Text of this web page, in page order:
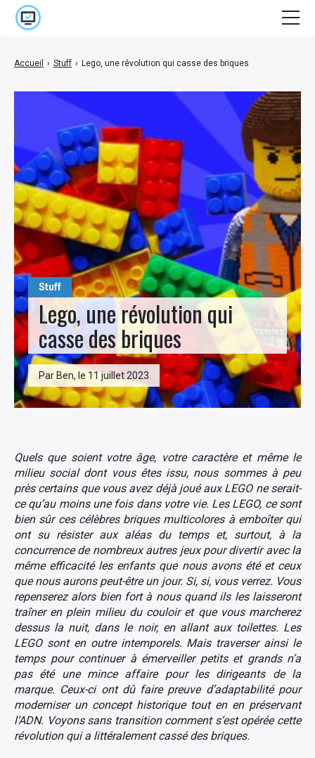
Stuff
Lego, une révolution qui
casse des briques
Par Ben, le 11 juillet 2023
Accueil › Stuff › Lego, une révolution qui casse des briques
Quels que soient votre âge, votre caractère et même le
milieu social dont vous êtes issu, nous sommes à peu
près certains que vous avez déjà joué aux LEGO ne serait-
ce qu’au moins une fois dans votre vie. Les LEGO, ce sont
bien sûr ces célèbres briques multicolores à emboîter qui
ont su résister aux aléas du temps et, surtout, à la
concurrence de nombreux autres jeux pour divertir avec la
même efficacité les enfants que nous avons été et ceux
que nous aurons peut-être un jour. Si, si, vous verrez. Vous
repenserez alors bien fort à nous quand ils les laisseront
traîner en plein milieu du couloir et que vous marcherez
dessus la nuit, dans le noir, en allant aux toilettes. Les
LEGO sont en outre intemporels. Mais traverser ainsi le
temps pour continuer à émerveiller petits et grands n’a
pas été une mince affaire pour les dirigeants de la
marque. Ceux-ci ont dû faire preuve d’adaptabilité pour
moderniser un concept historique tout en en préservant
l’ADN. Voyons sans transition comment s’est opérée cette
révolution qui a littéralement cassé des briques.
High Tech
Jeux Vidéo
Lifestyle
Séries
Stuff